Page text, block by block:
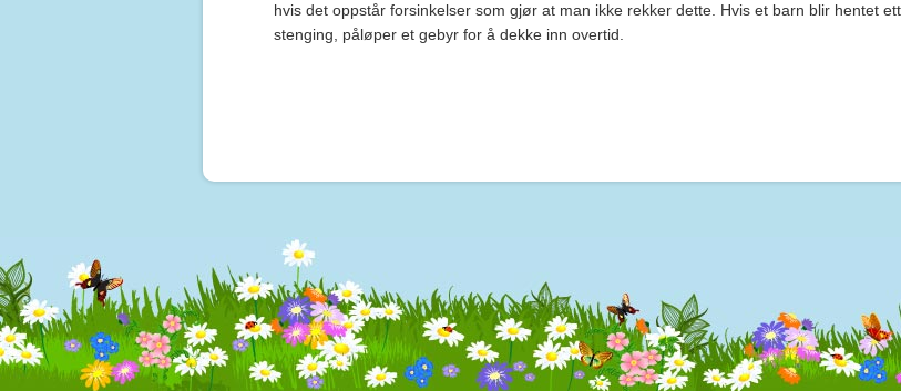
hvis det oppstår forsinkelser som gjør at man ikke rekker dette. Hvis et barn blir hentet
stenging, påløper et gebyr for å dekke inn overtid.